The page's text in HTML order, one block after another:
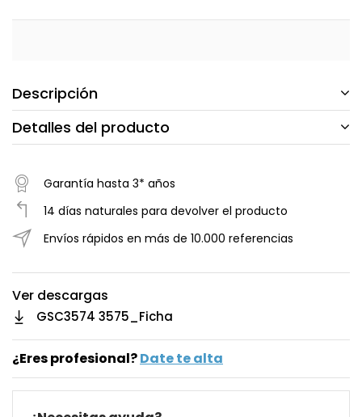
Descripción
Detalles del producto
Garantía hasta 3* años
14 días naturales para devolver el producto
Envíos rápidos en más de 10.000 referencias
Ver descargas
GSC3574 3575_Ficha
¿Eres profesional?Date te alta